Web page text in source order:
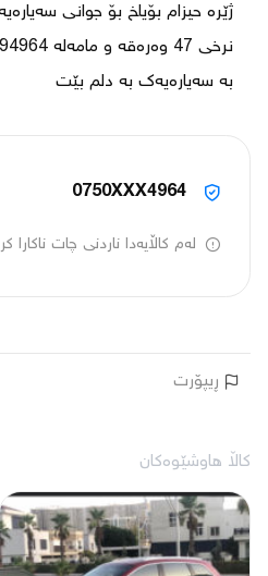
بە سەیارەیەک بە دلم بێت
0750XXX4964
لەم کاڵایەدا ناردنی چات ناکارا
ڕیپۆرت
کاڵا هاوشێوەکان